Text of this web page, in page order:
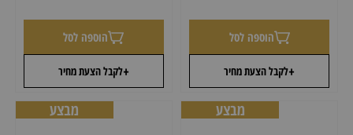
+לקבל הצעת מחיר
הוספה לסל
+לקבל הצעת מחיר
הוספה לסל
מבצע מבצע